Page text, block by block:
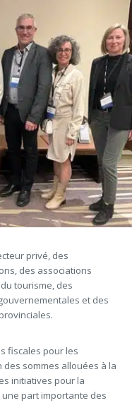
privé, des
des associations
tourisme, des
et des
fiscales pour les
sommes allouées à la
initiatives pour la
part importante des